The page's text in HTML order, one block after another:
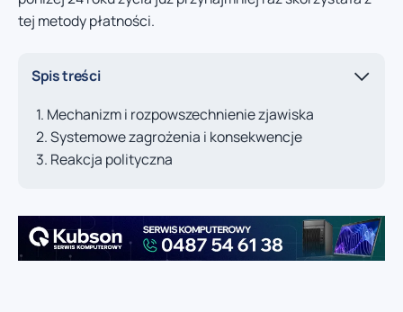
tej metody płatności.
Spis treści
Mechanizm i rozpowszechnienie zjawiska
Systemowe zagrożenia i konsekwencje
Reakcja polityczna